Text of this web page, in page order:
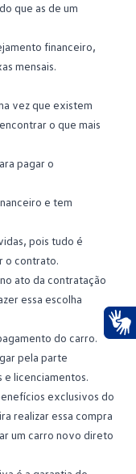
que as de um
financeiro,
mensais.
vez que existem
o que mais
pagar o
e tem
pois tudo é
o contrato.
ato da contratação
essa escolha
do carro.
pela parte
licenciamentos.
exclusivos do
realizar essa compra
um carro novo direto